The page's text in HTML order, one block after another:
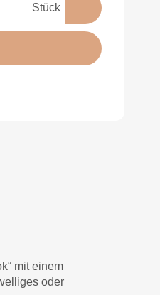
Stück
mit einem
oder